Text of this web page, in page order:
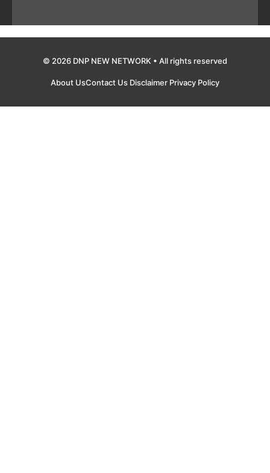
© 2026 DNP NEW NETWORK • All rights reserved
About UsContact Us Disclaimer Privacy Policy